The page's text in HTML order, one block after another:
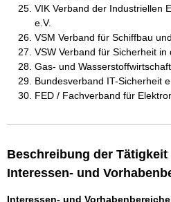
VIK Verband der Industriellen
e.V.
VSM Verband für Schiffbau
VSW Verband für Sicherheit in
Gas- und
Bundesverband IT-Sicherheit
FED / Fachverband für
Beschreibung der
Interessen- und
Interessen- und